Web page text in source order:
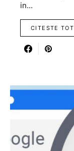
in…
CITESTE TOT